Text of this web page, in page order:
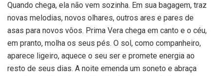
Quando chega, ela não vem sozinha. Em sua bagagem, traz
novas melodias, novos olhares, outros ares e pares de
asas para novos vôos. Prima Vera chega em canto e o céu,
em pranto, molha os seus pés. O sol, como companheiro,
aparece ligeiro, aquece o seu ser e promete energia ao
resto de seus dias. A noite emenda um soneto e abraça